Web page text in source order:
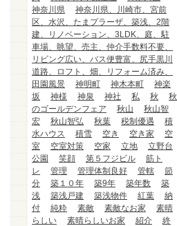
神奈川県
神奈川県、川崎市、宮前
区、水沢、たまプラーザ、築浅、2階
建、リノベーション、3LDK、庭、駐
車場、眺望、売主、仲介手数料不要、
リビング広い、バス便豊富、尻手黒川
道路、ロフト、畑、リフォーム済み、
田園風景
神明町 神木本町
神楽
坂
神様 神泉 神社 私 秋
秋
のゴールデンフェア
秋山
秋山智
宏
秋山智弘 秋葉 税制優遇
積
水ハウス
積雪 空き 空き家
空
室
空室対策 空家 立地
立野台
公園
笑顔 第５フジビル
筋ト
レ
管理 管理体制良好 管轄
節
分
築１０年 築9年 築年数
築
浅
築浅戸建 築浅物件 紅葉
納
付
純粋 素敵 素敵なお家
素晴
らしい
素晴らしいお家 紹介
終